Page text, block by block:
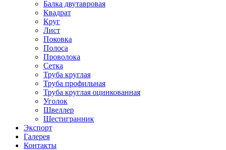
Балка двутавровая
Квадрат
Круг
Лист
Поковка
Полоса
Проволока
Сетка
Труба круглая
Труба профильная
Труба круглая оцинкованная
Уголок
Швеллер
Шестигранник
Экспорт
Галерея
Контакты